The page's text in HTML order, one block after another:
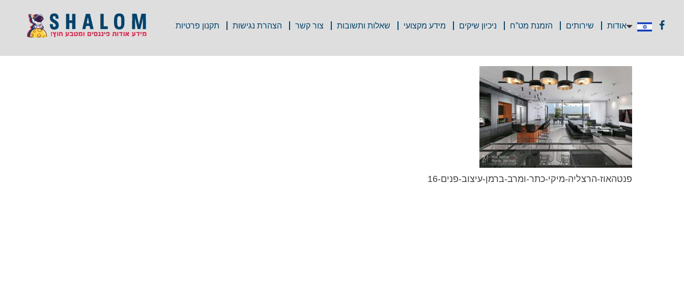
אודות שירותים הזמנת מט”ח ניכיון שיקים מידע מקצועי שאלות ותשובות צור קשר הצהרת נגישות תקנון פרטיות
פנטהאוז-הרצליה-מיקי-כתר-ומרב-ברמן-עיצוב-פנים-16